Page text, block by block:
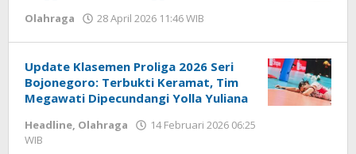
Olahraga 28 April 2026 11:46 WIB
Update Klasemen Proliga 2026 Seri
Bojonegoro: Terbukti Keramat, Tim
Megawati Dipecundangi Yolla Yuliana
Headline, Olahraga
14 Februari 2026 06:25
WIB